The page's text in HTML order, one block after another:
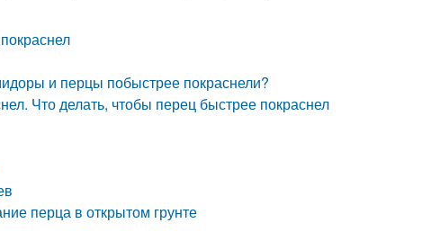
и перцы побыстрее покраснели?
Что делать, чтобы перец быстрее покраснел
перца в открытом грунте